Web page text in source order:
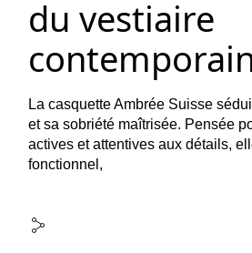
du vestiaire
La casquette Ambrée Suisse
et sa sobriété maîtrisée. Pensée
actives et attentives aux détails,
fonctionnel,